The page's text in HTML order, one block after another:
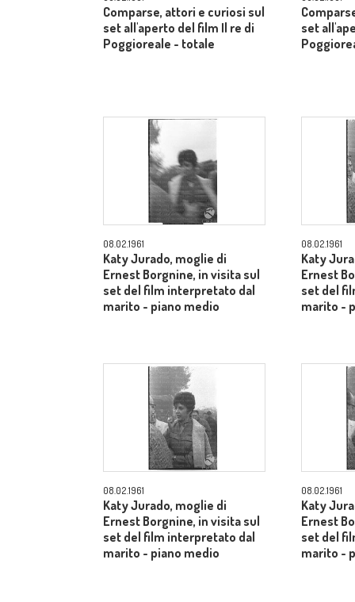
Comparse, attori e curiosi sul
set all'aperto del film Il re di
Poggioreale - totale
set
08.02.1961
Katy Jurado, moglie di
Ernest Borgnine, in visita sul
set del film interpretato dal
marito - piano medio
08.02.1961
Katy
Ernest
set del
marito -
08.02.1961
Katy Jurado, moglie di
Ernest Borgnine, in visita sul
set del film interpretato dal
marito - piano medio
08.02.1961
Katy
Ernest
set del
marito -